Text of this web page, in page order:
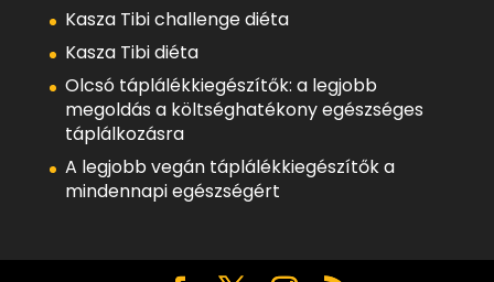
Kasza Tibi challenge diéta
Kasza Tibi diéta
Olcsó táplálékkiegészítők: a legjobb
megoldás a költséghatékony egészséges
táplálkozásra
A legjobb vegán táplálékkiegészítők a
mindennapi egészségért